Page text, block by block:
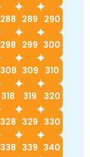
288 289 290
298 299 300
308 309 310
318 319 320
328 329 330
338 339 340